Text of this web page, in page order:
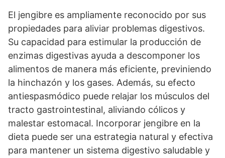
El jengibre es ampliamente reconocido por sus
propiedades para aliviar problemas digestivos.
Su capacidad para estimular la producción de
enzimas digestivas ayuda a descomponer los
alimentos de manera más eficiente, previniendo
la hinchazón y los gases. Además, su efecto
antiespasmódico puede relajar los músculos del
tracto gastrointestinal, aliviando cólicos y
malestar estomacal. Incorporar jengibre en la
dieta puede ser una estrategia natural y efectiva
para mantener un sistema digestivo saludable y